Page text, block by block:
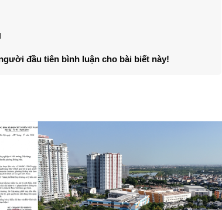
đầu tiên bình luận cho bài biết này!